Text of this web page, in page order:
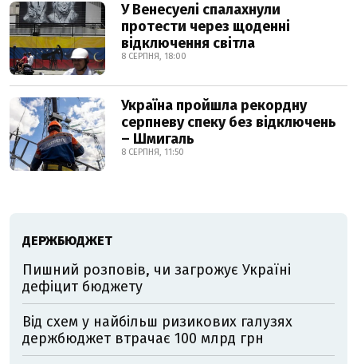
У Венесуелі спалахнули
протести через щоденні
відключення світла
8 СЕРПНЯ, 18:00
Україна пройшла рекордну
серпневу спеку без відключень
– Шмигаль
8 СЕРПНЯ, 11:50
ДЕРЖБЮДЖЕТ
Пишний розповів, чи загрожує Україні
дефіцит бюджету
Від схем у найбільш ризикових галузях
держбюджет втрачає 100 млрд грн